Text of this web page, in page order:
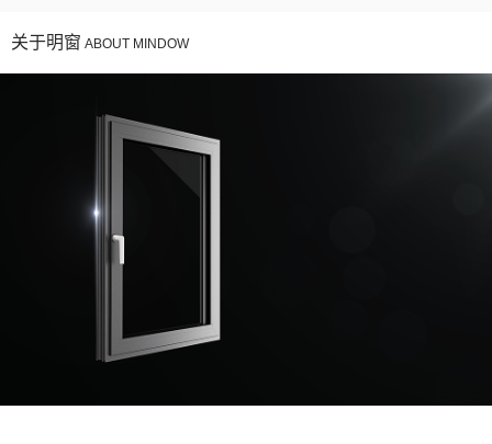
关于明窗 ABOUT MINDOW